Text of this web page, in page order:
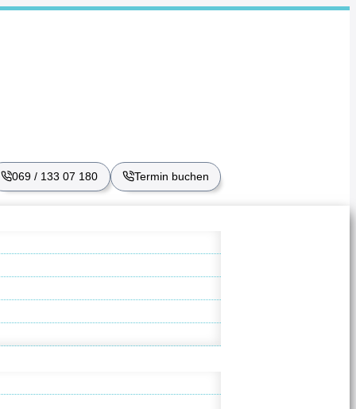
069 / 133 07 180 Termin buchen